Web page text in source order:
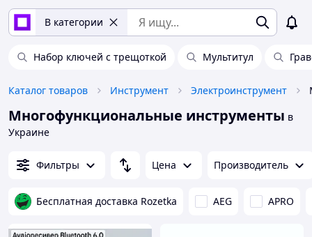
В категории
Набор ключей с трещоткой Мультитул
Каталог товаров Инструмент Электроинструмент
Многофункциональные инструменты в
Украине
Фильтры Цена Производитель
Бесплатная доставка Rozetka AEG APRO